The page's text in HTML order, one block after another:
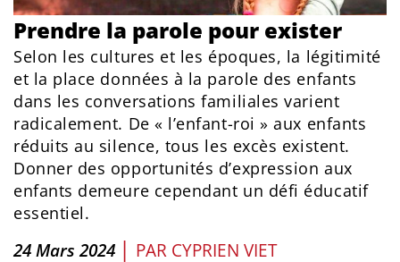
Prendre la parole pour exister
Selon les cultures et les époques, la légitimité
et la place données à la parole des enfants
dans les conversations familiales varient
radicalement. De « l’enfant-roi » aux enfants
réduits au silence, tous les excès existent.
Donner des opportunités d’expression aux
enfants demeure cependant un défi éducatif
essentiel.
24 Mars 2024 | PAR CYPRIEN VIET